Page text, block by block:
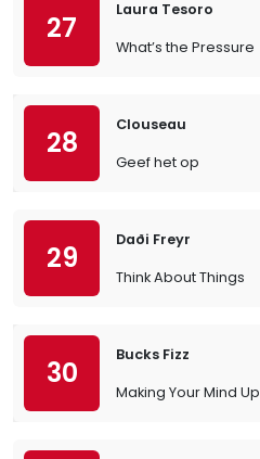
27
Laura Tesoro
What’s the Pressure
28
Clouseau
Geef het op
29
Daði Freyr
Think About Things
30
Bucks Fizz
Making Your Mind Up